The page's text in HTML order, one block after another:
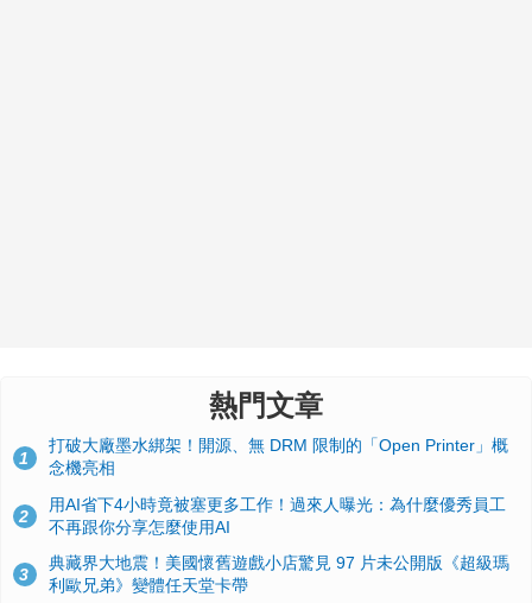
熱門文章
1
打破大廠墨水綁架！開源、無 DRM 限制的「Open Printer」概
念機亮相
2
用AI省下4小時竟被塞更多工作！過來人曝光：為什麼優秀員工
不再跟你分享怎麼使用AI
3
典藏界大地震！美國懷舊遊戲小店驚見 97 片未公開版《超級瑪
利歐兄弟》變體任天堂卡帶